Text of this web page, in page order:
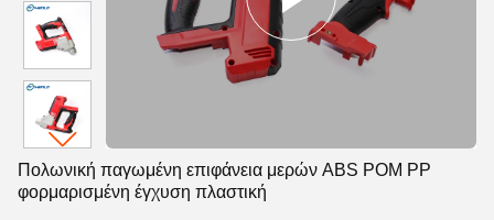
Πολωνική παγωμένη επιφάνεια μερών ABS POM PP
φορμαρισμένη έγχυση πλαστική